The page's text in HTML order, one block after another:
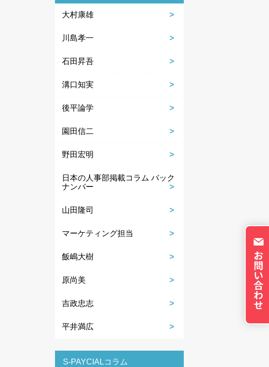
大村康雄
川島孝一
石田昇吾
溝口知実
後平論学
園田信二
野田宏明
日本の人事部掲載コラム バック
ナンバー
山田隆司
マーケティング担当
飯嶋大樹
原尚美
吉政忠志
平井満広
S-PAYCIALコラム
Cookie の確認と管理
ザに情報が保存される、またはブ
ことがあります。情報の主な保存
イト訪問者に関する情報、サイト
です。これらの情報はサイトを正
す。個人を直接特定できる情報が
トではプライバシーの権利を尊重
で、それらの Cookie に関する詳細
トの利用やサービスの利用に影響
この設定で保存する